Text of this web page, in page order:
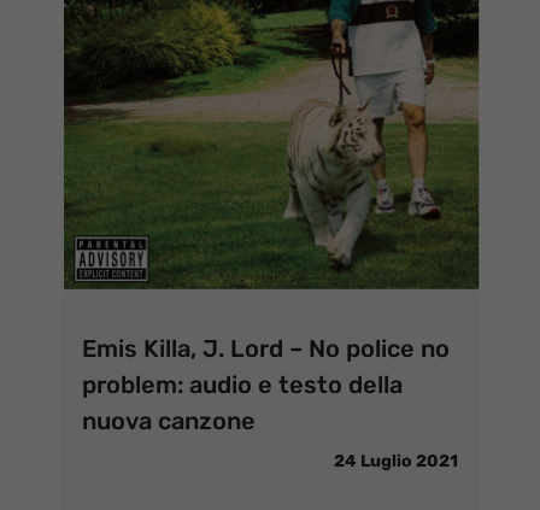
Emis Killa, J. Lord – No police no
problem: audio e testo della
nuova canzone
24 Luglio 2021